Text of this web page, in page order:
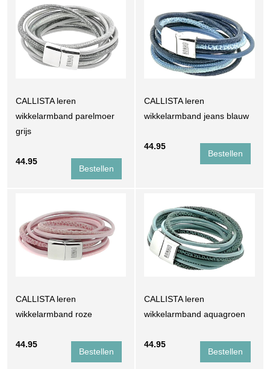
CALLISTA leren
wikkelarmband parelmoer
grijs
44.95
CALLISTA leren
wikkelarmband jeans blauw
44.95
CALLISTA leren
wikkelarmband roze
44.95
CALLISTA leren
wikkelarmband aquagroen
44.95